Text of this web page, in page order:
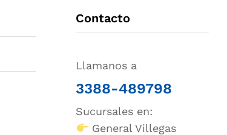
Contacto
Llamanos a
3388-489798
Sucursales en:
General Villegas